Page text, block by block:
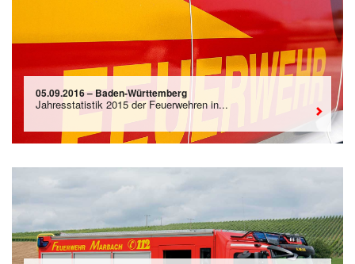
05.09.2016 – Baden-Württemberg
Jahresstatistik 2015 der Feuerwehren in...